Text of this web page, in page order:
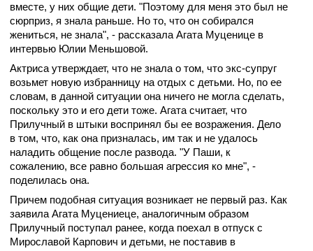
вместе, у них общие дети. "Поэтому для меня это был не
сюрприз, я знала раньше. Но то, что он собирался
жениться, не знала", - рассказала Агата Муценице в
интервью Юлии Меньшовой.
Актриса утверждает, что не знала о том, что экс-супруг
возьмет новую избранницу на отдых с детьми. Но, по ее
словам, в данной ситуации она ничего не могла сделать,
поскольку это и его дети тоже. Агата считает, что
Прилучный в штыки воспринял бы ее возражения. Дело
в том, что, как она призналась, им так и не удалось
наладить общение после развода. "У Паши, к
сожалению, все равно большая агрессия ко мне", -
поделилась она.
Причем подобная ситуация возникает не первый раз. Как
заявила Агата Муцениеце, аналогичным образом
Прилучный поступал ранее, когда поехал в отпуск с
Мирославой Карпович и детьми, не поставив в